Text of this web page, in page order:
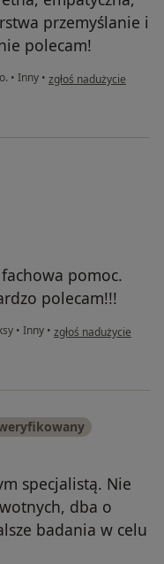
przemyślanie i
polecam!
• Inny • w opinii użytkownika
zgłoś nadużycie
pomoc.
polecam!!!
• Inny • w opinii użytkownika
zgłoś nadużycie
specjalistą. Nie
dba o
badania w celu